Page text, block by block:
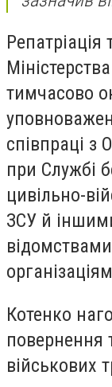
Репатріація
тимчасово
співпраці з
при Службі
цивільно-
ЗСУ й
Котенко
повернення
військових